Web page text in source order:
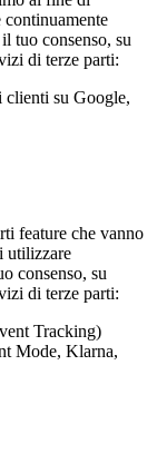
tuo consenso, su
di terze parti:
clienti su Google,
feature che vanno
utilizzare
consenso, su
di terze parti:
Tracking)
Mode, Klarna,